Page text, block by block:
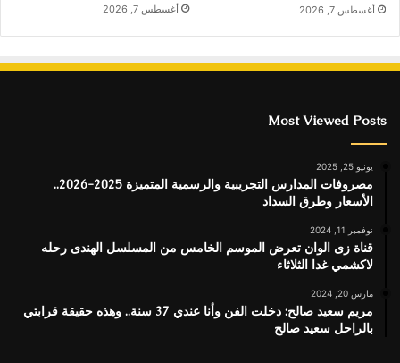
أغسطس 7, 2026 أغسطس 7, 2026
Most Viewed Posts
يونيو 25, 2025
مصروفات المدارس التجريبية والرسمية المتميزة 2025-2026..
الأسعار وطرق السداد
نوفمبر 11, 2024
قناة زى الوان تعرض الموسم الخامس من المسلسل الهندى رحله
لاكشمي غدا الثلاثاء
مارس 20, 2024
مريم سعيد صالح: دخلت الفن وأنا عندي 37 سنة.. وهذه حقيقة قرابتي
بالراحل سعيد صالح